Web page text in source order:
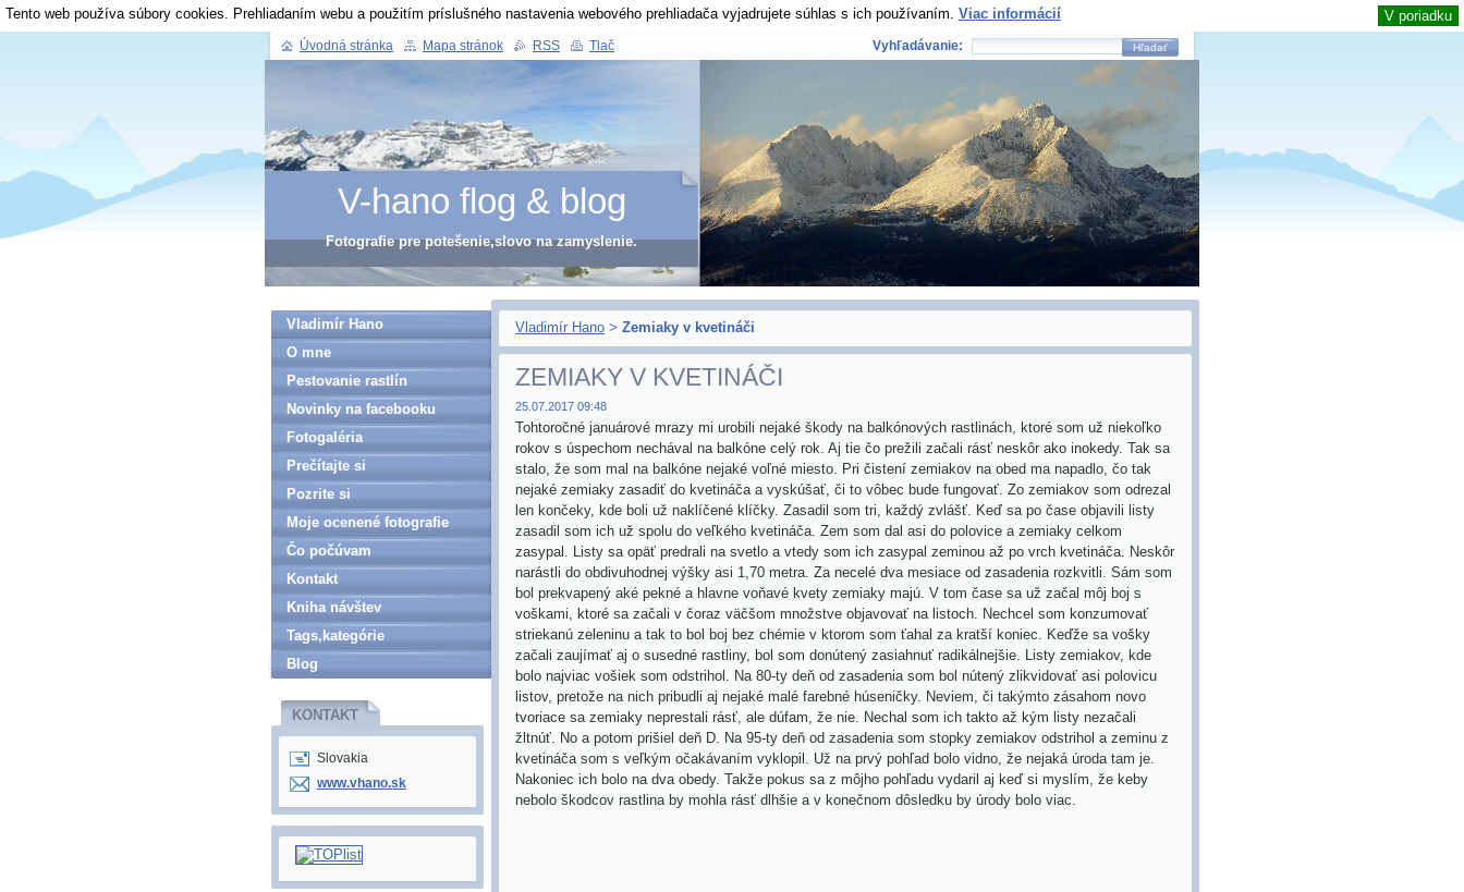
V-hano flog & blog
Fotografie pre potešenie,slovo na zamyslenie.
Vladimír Hano > Zemiaky v kvetináči
ZEMIAKY V KVETINÁČI
25.07.2017 09:48
Tohtoročné januárové mrazy mi urobili nejaké škody na balkónových rastlinách, ktoré som už niekoľko
rokov s úspechom nechával na balkóne celý rok. Aj tie čo prežili začali rásť neskôr ako inokedy. Tak sa
stalo, že som mal na balkóne nejaké voľné miesto. Pri čistení zemiakov na obed ma napadlo, čo tak
nejaké zemiaky zasadiť do kvetináča a vyskúšať, či to vôbec bude fungovať. Zo zemiakov som odrezal
len končeky, kde boli už naklíčené klíčky. Zasadil som tri, každý zvlášť. Keď sa po čase objavili listy
zasadil som ich už spolu do veľkého kvetináča. Zem som dal asi do polovice a zemiaky celkom
zasypal. Listy sa opäť predrali na svetlo a vtedy som ich zasypal zeminou až po vrch kvetináča. Neskôr
narástli do obdivuhodnej výšky asi 1,70 metra. Za necelé dva mesiace od zasadenia rozkvitli. Sám som
bol prekvapený aké pekné a hlavne voňavé kvety zemiaky majú. V tom čase sa už začal môj boj s
voškami, ktoré sa začali v čoraz väčšom množstve objavovať na listoch. Nechcel som konzumovať
striekanú zeleninu a tak to bol boj bez chémie v ktorom som ťahal za kratší koniec. Keďže sa vošky
začali zaujímať aj o susedné rastliny, bol som donútený zasiahnuť radikálnejšie. Listy zemiakov, kde
bolo najviac vošiek som odstrihol. Na 80-ty deň od zasadenia som bol nútený zlikvidovať asi polovicu
listov, pretože na nich pribudli aj nejaké malé farebné húseničky. Neviem, či takýmto zásahom novo
tvoriace sa zemiaky neprestali rásť, ale dúfam, že nie. Nechal som ich takto až kým listy nezačali
žltnúť. No a potom prišiel deň D. Na 95-ty deň od zasadenia som stopky zemiakov odstrihol a zeminu z
kvetináča som s veľkým očakávaním vyklopil. Už na prvý pohľad bolo vidno, že nejaká úroda tam je.
Nakoniec ich bolo na dva obedy. Takže pokus sa z môjho pohľadu vydaril aj keď si myslím, že keby
nebolo škodcov rastlina by mohla rásť dlhšie a v konečnom dôsledku by úrody bolo viac.
Tento web používa súbory cookies. Prehliadaním webu a použitím príslušného nastavenia webového prehliadača vyjadrujete súhlas s ich používaním. V poriadku
Viac informácií
Vladimír Hano
O mne
Pestovanie rastlín
Novinky na facebooku
Fotogaléria
Prečítajte si
Pozrite si
Moje ocenené fotografie
Čo počúvam
Kontakt
Kniha návštev
Tags,kategórie
Blog
KONTAKT
Slovakia
www.vhano.sk
Úvodná stránka Mapa stránok RSS Tlač Vyhľadávanie: Hľadať